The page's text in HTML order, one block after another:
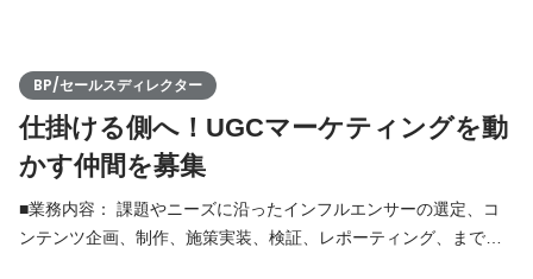
BP/セールスディレクター
仕掛ける側へ！UGCマーケティングを動
かす仲間を募集
■業務内容： 課題やニーズに沿ったインフルエンサーの選定、コ
ンテンツ企画、制作、施策実装、検証、レポーティング、までの